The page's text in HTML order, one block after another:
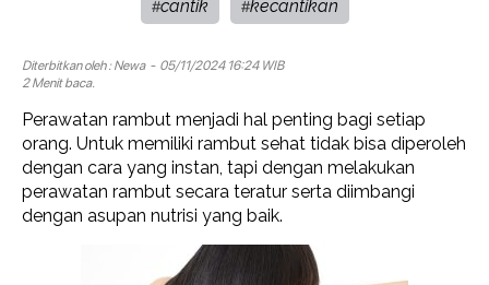
#cantik #kecantikan
Diterbitkan oleh : Newa- 05/11/2024 16:24 WIB
2 Menit baca.
Perawatan rambut menjadi hal penting bagi setiap
orang. Untuk memiliki rambut sehat tidak bisa diperoleh
dengan cara yang instan, tapi dengan melakukan
perawatan rambut secara teratur serta diimbangi
dengan asupan nutrisi yang baik.